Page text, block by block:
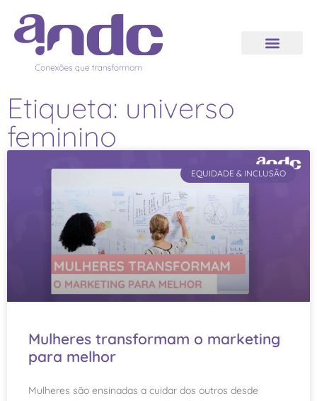
Etiqueta: universo
feminino
EQUIDADE & INCLUSÃO
Mulheres transformam o marketing
para melhor
Mulheres são ensinadas a cuidar dos outros desde